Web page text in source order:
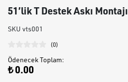
51’lik T Destek Askı Montajı
SKU vts001
(0)
Ödenecek Toplam:
₺ 0.00